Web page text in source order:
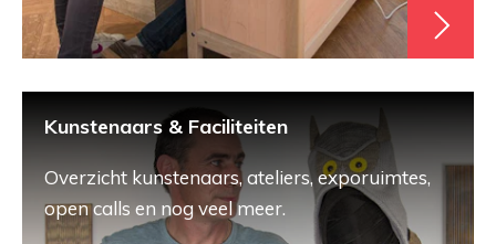
Kunstenaars & Faciliteiten
Overzicht kunstenaars, ateliers, exporuimtes,
open calls en nog veel meer.